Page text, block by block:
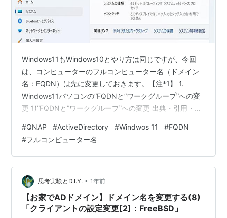
Windows11もWindows10とやり方は同じですが、今回
は、コンピューターのフルコンピューター名（ドメイン
名：FQDN）は先に変更しておきます。【注*1】 1.
Windows11パソコンの”FQDNと”ワークグループ”への変
更 1)”FQDNと”ワークグループ”への変更 出典・引用・備
ActiveDirectory（AD）ドメインに個別に参加させる必要
があり（*2）、ドメイン参加時には、一旦、FQDNの変
更を行い、再起動後にADドメインに参加させる必要があ
ります、 また、すでにADドメインコントローラ（AD-
DC）に登録されているホストは…
#QNAP #ActiveDirectory #Windwos 11 #FQDN
#フルコンピューター名
思考実験とD.I.Y. • 1年前
【お家でADドメイン】ドメイン名を変更する(8)
「クライアントの設定変更[2]：FreeBSD」